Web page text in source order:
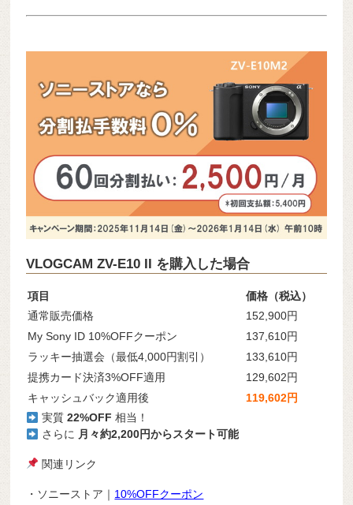
VLOGCAM ZV-E10 II を購入した場合
項目
価格（税込）
通常販売価格
152,900円
My Sony ID 10%OFFクーポン
137,610円
ラッキー抽選会（最低4,000円割引）
133,610円
提携カード決済3%OFF適用
129,602円
キャッシュバック適用後
119,602円
実質22%OFF 相当！
さらに 月々約2,200円からスタート可能
関連リンク
・ソニーストア｜ 10%OFFクーポン